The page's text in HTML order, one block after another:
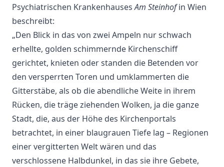
Psychiatrischen KrankenhausesAm Steinhofin Wien
beschreibt:
„Den Blick in das von zwei Ampeln nur schwach
erhellte, golden schimmernde Kirchenschiff
gerichtet, knieten oder standen die Betenden vor
den versperrten Toren und umklammerten die
Gitterstäbe, als ob die abendliche Weite in ihrem
Rücken, die träge ziehenden Wolken, ja die ganze
Stadt, die, aus der Höhe des Kirchenportals
betrachtet, in einer blaugrauen Tiefe lag – Regionen
einer vergitterten Welt wären und das
verschlossene Halbdunkel, in das sie ihre Gebete,